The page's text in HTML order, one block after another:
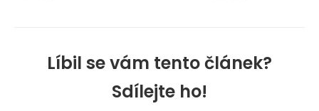
Líbil se vám tento článek?
Sdílejte ho!